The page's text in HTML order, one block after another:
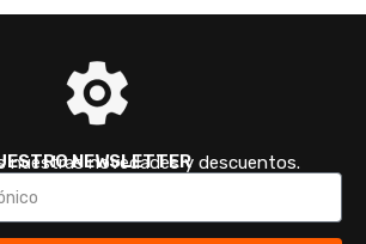
NEWSLETTER
nuestras novedades y descuentos.